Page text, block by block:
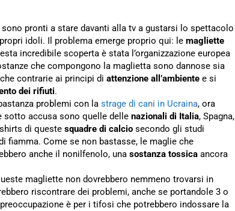
pronti a stare davanti alla tv a gustarsi lo spettacolo
idoli. Il problema emerge proprio qui: le magliette
incredibile scoperta è stata l’organizzazione europea
che compongono la maglietta sono dannose sia
contrarie ai principi di attenzione all’ambiente e si
dei rifiuti.
problemi con la strage di cani in Ucraina, ora
sotto accusa sono quelle delle nazionali di Italia, Spagna,
di queste squadre di calcio secondo gli studi
fiamma. Come se non bastasse, le maglie che
anche il nonilfenolo, una sostanza tossica ancora
magliette non dovrebbero nemmeno trovarsi in
riscontrare dei problemi, anche se portandole 3 o
è per i tifosi che potrebbero indossare la